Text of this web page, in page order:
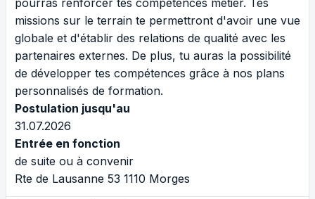
pourras renforcer tes compétences métier. Tes
missions sur le terrain te permettront d'avoir une vue
globale et d'établir des relations de qualité avec les
partenaires externes. De plus, tu auras la possibilité
de développer tes compétences grâce à nos plans
personnalisés de formation.
Postulation jusqu'au
31.07.2026
Entrée en fonction
de suite ou à convenir
Rte de Lausanne 53 1110 Morges